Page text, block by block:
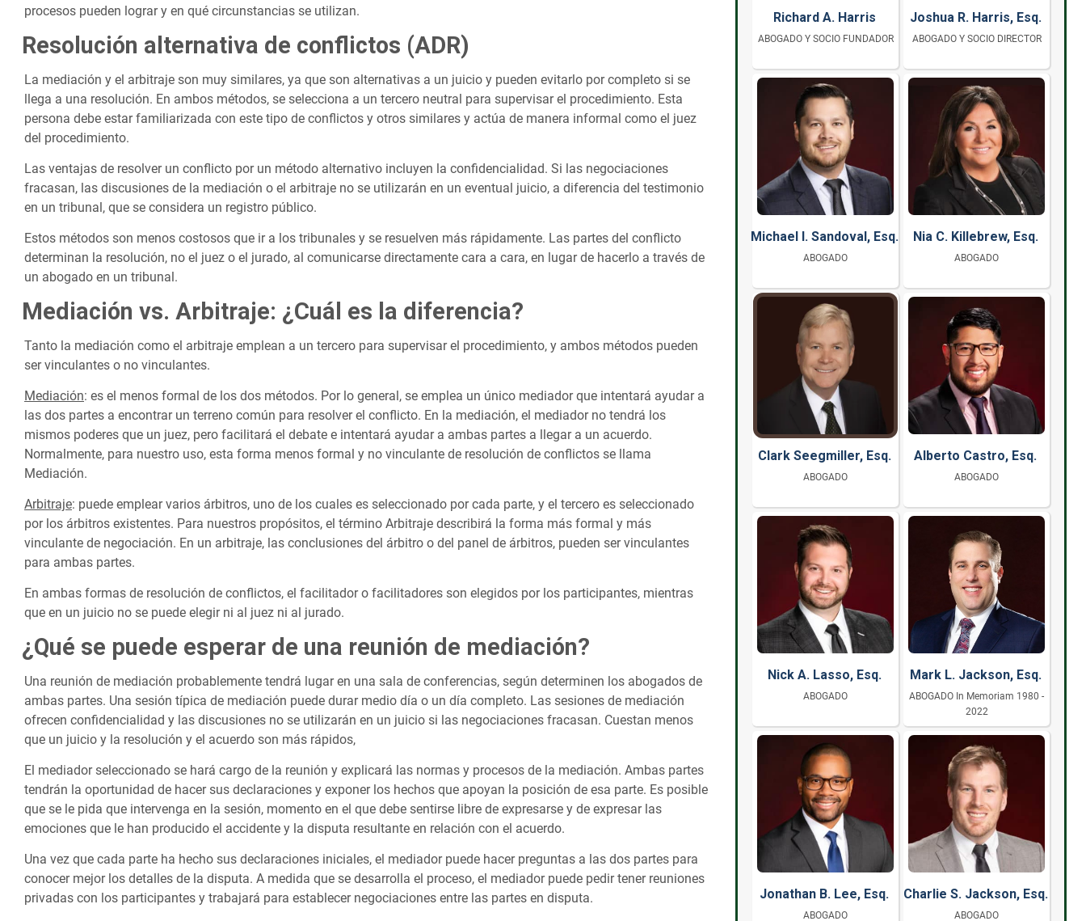
procesos pueden lograr y en qué circunstancias se utilizan.
Resolución alternativa de conflictos (ADR)
La mediación y el arbitraje son muy similares, ya que son alternativas a un juicio y pueden evitarlo por completo si se
llega a una resolución. En ambos métodos, se selecciona a un tercero neutral para supervisar el procedimiento. Esta
persona debe estar familiarizada con este tipo de conflictos y otros similares y actúa de manera informal como el juez
del procedimiento.
Las ventajas de resolver un conflicto por un método alternativo incluyen la confidencialidad. Si las negociaciones
fracasan, las discusiones de la mediación o el arbitraje no se utilizarán en un eventual juicio, a diferencia del testimonio
en un tribunal, que se considera un registro público.
Estos métodos son menos costosos que ir a los tribunales y se resuelven más rápidamente. Las partes del conflicto
determinan la resolución, no el juez o el jurado, al comunicarse directamente cara a cara, en lugar de hacerlo a través de
un abogado en un tribunal.
Mediación vs. Arbitraje: ¿Cuál es la diferencia?
Tanto la mediación como el arbitraje emplean a un tercero para supervisar el procedimiento, y ambos métodos pueden
ser vinculantes o no vinculantes.
Mediación: es el menos formal de los dos métodos. Por lo general, se emplea un único mediador que intentará ayudar a
las dos partes a encontrar un terreno común para resolver el conflicto. En la mediación, el mediador no tendrá los
mismos poderes que un juez, pero facilitará el debate e intentará ayudar a ambas partes a llegar a un acuerdo.
Normalmente, para nuestro uso, esta forma menos formal y no vinculante de resolución de conflictos se llama
Mediación.
Arbitraje: puede emplear varios árbitros, uno de los cuales es seleccionado por cada parte, y el tercero es seleccionado
por los árbitros existentes. Para nuestros propósitos, el término Arbitraje describirá la forma más formal y más
vinculante de negociación. En un arbitraje, las conclusiones del árbitro o del panel de árbitros, pueden ser vinculantes
para ambas partes.
En ambas formas de resolución de conflictos, el facilitador o facilitadores son elegidos por los participantes, mientras
que en un juicio no se puede elegir ni al juez ni al jurado.
¿Qué se puede esperar de una reunión de mediación?
Una reunión de mediación probablemente tendrá lugar en una sala de conferencias, según determinen los abogados de
ambas partes. Una sesión típica de mediación puede durar medio día o un día completo. Las sesiones de mediación
ofrecen confidencialidad y las discusiones no se utilizarán en un juicio si las negociaciones fracasan. Cuestan menos
que un juicio y la resolución y el acuerdo son más rápidos,
El mediador seleccionado se hará cargo de la reunión y explicará las normas y procesos de la mediación. Ambas partes
tendrán la oportunidad de hacer sus declaraciones y exponer los hechos que apoyan la posición de esa parte. Es posible
que se le pida que intervenga en la sesión, momento en el que debe sentirse libre de expresarse y de expresar las
emociones que le han producido el accidente y la disputa resultante en relación con el acuerdo.
Una vez que cada parte ha hecho sus declaraciones iniciales, el mediador puede hacer preguntas a las dos partes para
conocer mejor los detalles de la disputa. A medida que se desarrolla el proceso, el mediador puede pedir tener reuniones
privadas con los participantes y trabajará para establecer negociaciones entre las partes en disputa.
Richard A. Harris
ABOGADO Y SOCIO FUNDADOR
Joshua R. Harris, Esq.
ABOGADO Y SOCIO DIRECTOR
Michael I. Sandoval, Esq.
ABOGADO
Nia C. Killebrew, Esq.
ABOGADO
Clark Seegmiller, Esq.
ABOGADO
Alberto Castro, Esq.
ABOGADO
Nick A. Lasso, Esq.
ABOGADO
Mark L. Jackson, Esq.
ABOGADO In Memoriam 1980 -
2022
Jonathan B. Lee, Esq.
ABOGADO
Charlie S. Jackson, Esq.
ABOGADO